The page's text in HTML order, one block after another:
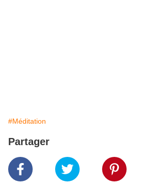
#Méditation
Partager